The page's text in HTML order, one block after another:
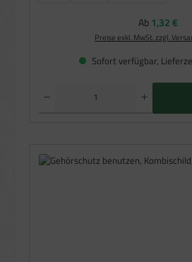
Regulärer
Ab1,32 €
Preise exkl. MwSt. zzgl.
Sofort verfügbar,
Produkt Anzahl: Gib den gewünschten Wert ein